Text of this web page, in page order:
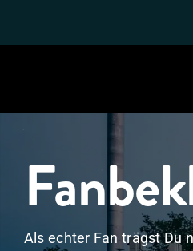
Als echter Fan trägst Du